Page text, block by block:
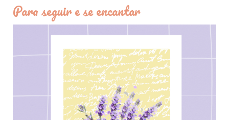
Para seguir e se encantar